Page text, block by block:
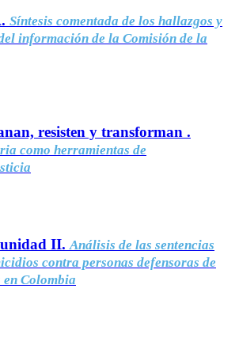
Síntesis comentada de los hallazgos y
información de la Comisión de la
resisten y transforman .
como herramientas de
II. Análisis de las sentencias
contra personas defensoras de
en Colombia